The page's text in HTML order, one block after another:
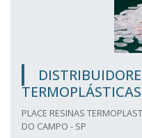
TERMOPLÁSTICAS
PLACE RESINAS
DO CAMPO - SP